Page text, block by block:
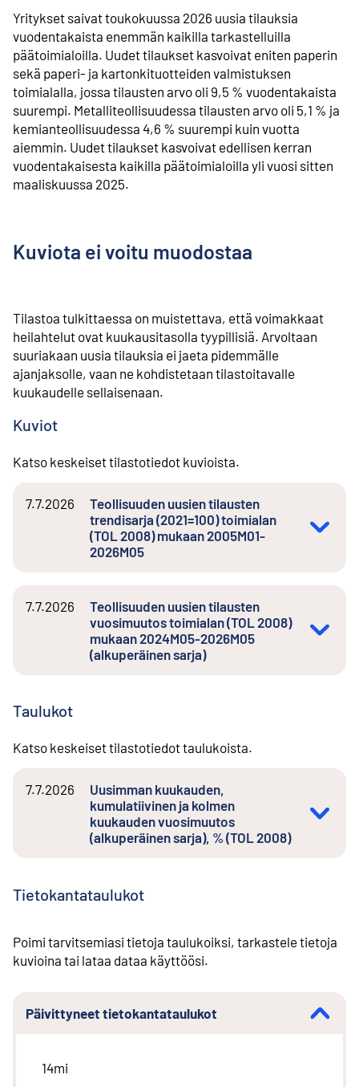
Yritykset saivat toukokuussa 2026 uusia tilauksia
vuodentakaista enemmän kaikilla tarkastelluilla
päätoimialoilla. Uudet tilaukset kasvoivat eniten paperin
sekä paperi- ja kartonkituotteiden valmistuksen
toimialalla, jossa tilausten arvo oli 9,5 % vuodentakaista
suurempi. Metalliteollisuudessa tilausten arvo oli 5,1 % ja
kemianteollisuudessa 4,6 % suurempi kuin vuotta
aiemmin. Uudet tilaukset kasvoivat edellisen kerran
vuodentakaisesta kaikilla päätoimialoilla yli vuosi sitten
maaliskuussa 2025.
Kuviota ei voitu muodostaa
Tilastoa tulkittaessa on muistettava, että voimakkaat
heilahtelut ovat kuukausitasolla tyypillisiä. Arvoltaan
suuriakaan uusia tilauksia ei jaeta pidemmälle
ajanjaksolle, vaan ne kohdistetaan tilastoitavalle
kuukaudelle sellaisenaan.
Kuviot
Katso keskeiset tilastotiedot kuvioista.
7.7.2026
Teollisuuden uusien tilausten
trendisarja (2021=100) toimialan
(TOL 2008) mukaan 2005M01-
2026M05
7.7.2026
Teollisuuden uusien tilausten
vuosimuutos toimialan (TOL 2008)
mukaan 2024M05-2026M05
(alkuperäinen sarja)
Taulukot
Katso keskeiset tilastotiedot taulukoista.
7.7.2026
Uusimman kuukauden,
kumulatiivinen ja kolmen
kuukauden vuosimuutos
(alkuperäinen sarja), % (TOL 2008)
Tietokantataulukot
Poimi tarvitsemiasi tietoja taulukoiksi, tarkastele tietoja
kuvioina tai lataa dataa käyttöösi.
Päivittyneet tietokantataulukot
14mi